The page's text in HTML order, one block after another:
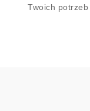
Twoich potrzeb